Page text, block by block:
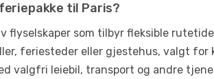
til Paris?
flyselskaper som tilbyr fleksible
feriesteder eller gjestehus, valgt for
valgfri leiebil, transport og andre